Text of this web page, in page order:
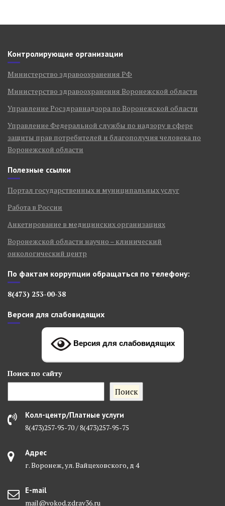
Контролирующие организации
Министерство здравоохранения РФ
Министерство здравоохранения Воронежской области
Управление Росздравнадзора по Воронежской области
Управление Федеральной службы по надзору в сфере
защиты прав потребителей и благополучия человека по
Воронежской области
Полезные ссылки
Портал государственных и муниципальных услуг
Работа в России
Анкетирование в медицинских организациях
Воронежской области научно – клинический
онкологический центр
По фактам коррупции обращаться по телефону:
8(473) 253-00-38
Версия для слабовидящих
Версия для слабовидящих
Поиск по сайту
Поиск
Колл-центр/Платные услуги
8(473)257-95-70 / 8(473)257-95-75
Адрес
г. Воронеж, ул. Вайцеховского, д 4
E-mail
mail@vokod.zdrav36.ru